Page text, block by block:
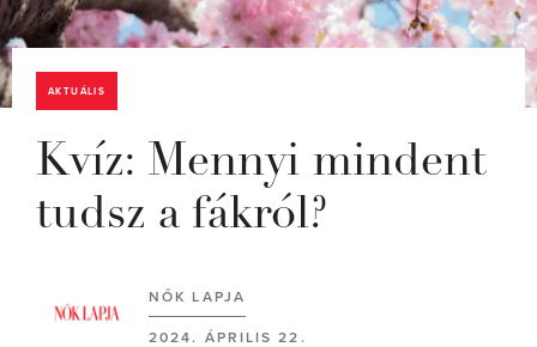
AKTUÁLIS
Kvíz: Mennyi mindent
tudsz a fákról?
NŐK LAPJA
2024. ÁPRILIS 22.